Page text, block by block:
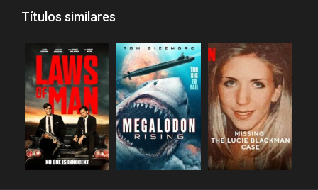
Títulos similares